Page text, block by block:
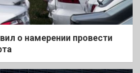
о намерении провести